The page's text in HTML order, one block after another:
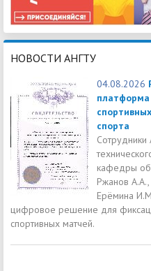
НОВОСТИ АНГТУ
04.08.2026
платформа
спорта
Сотрудники
кафедры
Ржанов
Ерёмина
цифровое решение для
спортивных матчей.